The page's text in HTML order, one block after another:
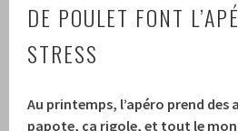
DE POULET FONT
STRESS
Au printemps, l’apéro prend des
papote, ça rigole, et tout le